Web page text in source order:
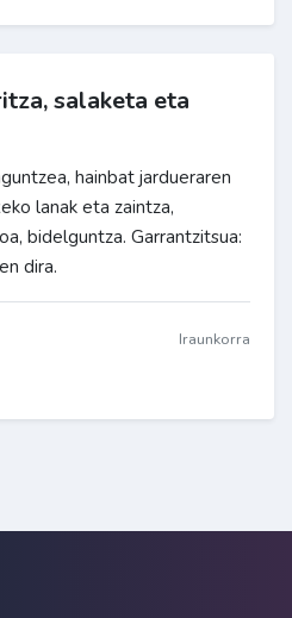
salaketa eta
hainbat jardueraren
lanak eta zaintza,
bidelguntza. Garrantzitsua:
dira.
Iraunkorra